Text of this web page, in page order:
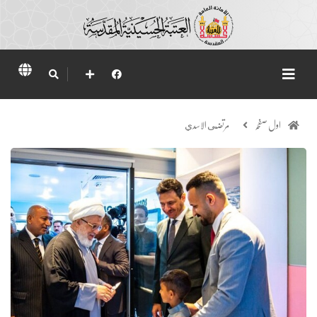
اول صفحہ مرتضى الاسدي